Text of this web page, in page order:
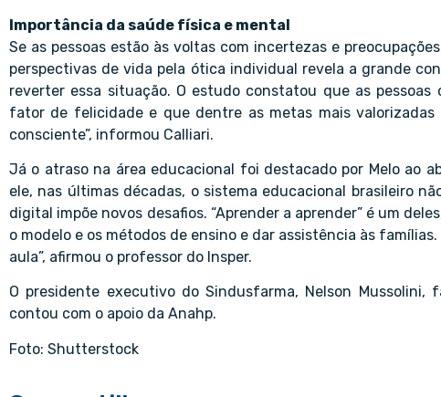
Importância da saúde física e mental
Se as pessoas estão às voltas com incertezas e
perspectivas de vida pela ótica individual revela a grande
reverter essa situação. O estudo constatou que as
fator de felicidade e que dentre as metas mais valorizadas
consciente”, informou Calliari.
Já o atraso na área educacional foi destacado por Melo ao
ele, nas últimas décadas, o sistema educacional brasileiro
digital impõe novos desafios. “Aprender a aprender” é um
o modelo e os métodos de ensino e dar assistência às
aula”, afirmou o professor do Insper.
O presidente executivo do Sindusfarma, Nelson
contou com o apoio da Anahp.
Foto: Shutterstock